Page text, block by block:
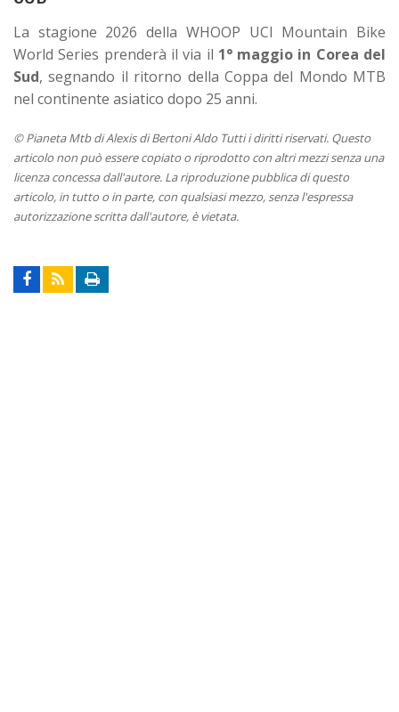
La stagione 2026 della WHOOP UCI Mountain Bike
World Series prenderà il via il 1° maggio in Corea del
Sud, segnando il ritorno della Coppa del Mondo MTB
nel continente asiatico dopo 25 anni.
© Pianeta Mtb di Alexis di Bertoni Aldo Tutti i diritti riservati. Questo
articolo non può essere copiato o riprodotto con altri mezzi senza una
licenza concessa dall'autore. La riproduzione pubblica di questo
articolo, in tutto o in parte, con qualsiasi mezzo, senza l'espressa
autorizzazione scritta dall'autore, è vietata.